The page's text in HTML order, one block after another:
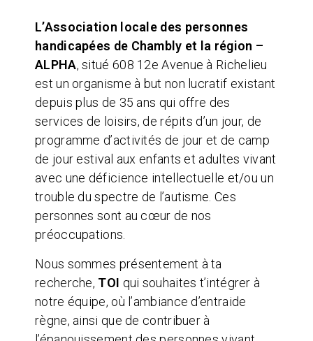
L’Association locale des personnes
handicapées de Chambly et la région –
ALPHA, situé 608 12e Avenue à Richelieu
est un organisme à but non lucratif existant
depuis plus de 35 ans qui offre des
services de loisirs, de répits d’un jour, de
programme d’activités de jour et de camp
de jour estival aux enfants et adultes vivant
avec une déficience intellectuelle et/ou un
trouble du spectre de l’autisme. Ces
personnes sont au cœur de nos
préoccupations.
Nous sommes présentement à ta
recherche, TOI qui souhaites t’intégrer à
notre équipe, où l’ambiance d’entraide
règne, ainsi que de contribuer à